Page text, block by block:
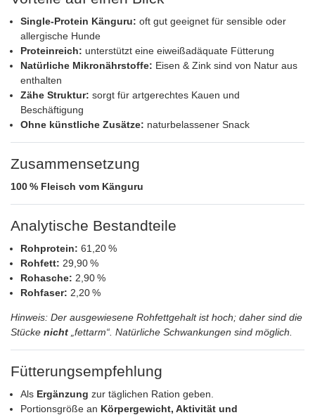
Single‑Protein Känguru: oft gut geeignet für sensible oder
allergische Hunde
Proteinreich: unterstützt eine eiweißadäquate Fütterung
Natürliche Mikronährstoffe: Eisen & Zink sind von Natur aus
enthalten
Zähe Struktur: sorgt für artgerechtes Kauen und
Beschäftigung
Ohne künstliche Zusätze: naturbelassener Snack
Zusammensetzung
100 % Fleisch vom Känguru
Analytische Bestandteile
Rohprotein: 61,20 %
Rohfett: 29,90 %
Rohasche: 2,90 %
Rohfaser: 2,20 %
Hinweis: Der ausgewiesene Rohfettgehalt ist hoch; daher sind die
Stücke nicht „fettarm“. Natürliche Schwankungen sind möglich.
Fütterungsempfehlung
Als Ergänzung zur täglichen Ration geben.
Portionsgröße an Körpergewicht, Aktivität und